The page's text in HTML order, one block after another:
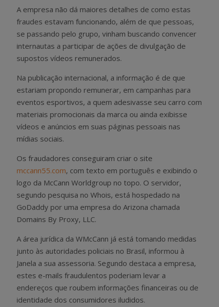
A empresa não dá maiores detalhes de como estas
fraudes estavam funcionando, além de que pessoas,
se passando pelo grupo, vinham buscando convencer
internautas a participar de ações de divulgação de
supostos vídeos remunerados.
Na publicação internacional, a informação é de que
estariam propondo remunerar, em campanhas para
eventos esportivos, a quem adesivasse seu carro com
materiais promocionais da marca ou ainda exibisse
vídeos e anúncios em suas páginas pessoais nas
mídias sociais.
Os fraudadores conseguiram criar o site
mccann55.com, com texto em português e exibindo o
logo da McCann Worldgroup no topo. O servidor,
segundo pesquisa no Whois, está hospedado na
GoDaddy por uma empresa do Arizona chamada
Domains By Proxy, LLC.
A área jurídica da WMcCann já está tomando medidas
junto às autoridades policiais no Brasil, informou à
Janela a sua assessoria. Segundo destaca a empresa,
estes e-mails fraudulentos poderiam levar a
endereços que roubem informações financeiras ou de
identidade dos consumidores iludidos.